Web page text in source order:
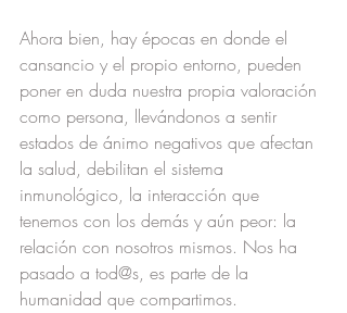
Ahora bien, hay épocas en donde el
cansancio y el propio entorno, pueden
poner en duda nuestra propia valoración
como persona, llevándonos a sentir
estados de ánimo negativos que afectan
la salud, debilitan el sistema
inmunológico, la interacción que
tenemos con los demás y aún peor: la
relación con nosotros mismos. Nos ha
pasado a tod@s, es parte de la
humanidad que compartimos.